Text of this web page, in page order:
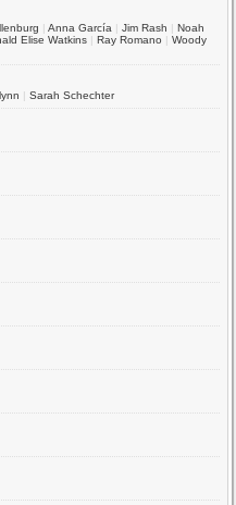
|Anna García |Jim Rash |Noah
Elise Watkins |Ray Romano |Woody
|Sarah Schechter